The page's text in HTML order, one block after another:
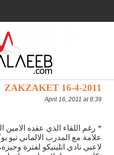
ZAKZAKET 16-4-2011
April 16, 2011 at 8:39
* رغم اللقاء الذي عقده الامين
علامة مع المدرب الالماني تيو
لاعبي نادي اتليتيكو لفترة